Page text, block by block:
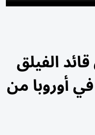
الفيلق
أوروبا من